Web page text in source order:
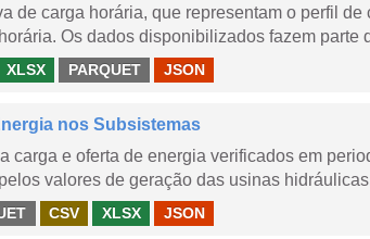
de carga horária, que representam o perfil
Os dados disponibilizados fazem parte
XLSX PARQUET JSON
nos Subsistemas
carga e oferta de energia verificados em
valores de geração das usinas
CSV XLSX JSON